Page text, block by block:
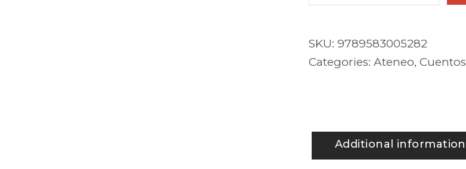
saberlo
todo
SKU: 9789583005282
Categories: Ateneo, Cuentos
Additional information